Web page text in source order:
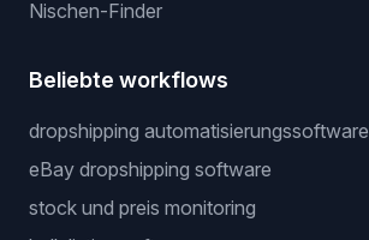
Nischen-Finder
Beliebte workflows
dropshipping automatisierungssoftware
eBay dropshipping software
stock und preis monitoring